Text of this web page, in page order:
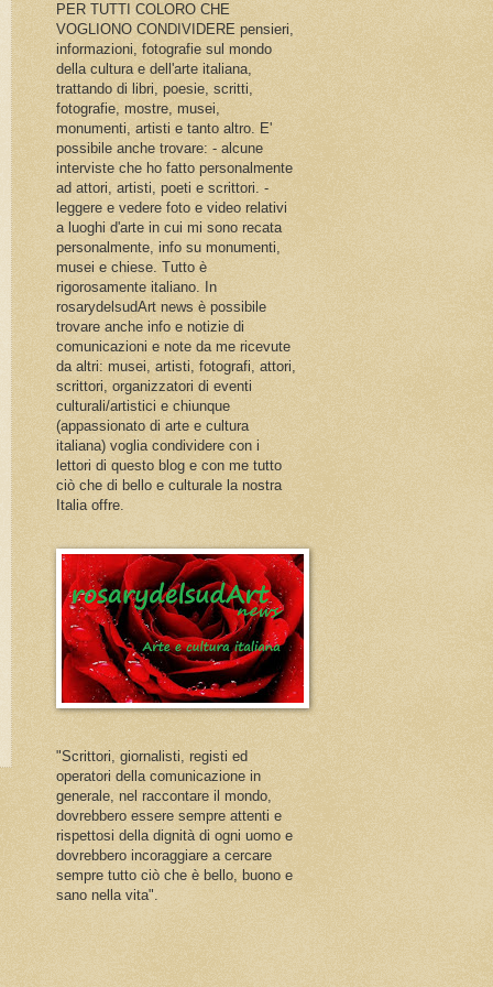
PER TUTTI COLORO CHE
VOGLIONO CONDIVIDERE pensieri,
informazioni, fotografie sul mondo
della cultura e dell'arte italiana,
trattando di libri, poesie, scritti,
fotografie, mostre, musei,
monumenti, artisti e tanto altro. E'
possibile anche trovare: - alcune
interviste che ho fatto personalmente
ad attori, artisti, poeti e scrittori. -
leggere e vedere foto e video relativi
a luoghi d'arte in cui mi sono recata
personalmente, info su monumenti,
musei e chiese. Tutto è
rigorosamente italiano. In
rosarydelsudArt news è possibile
trovare anche info e notizie di
comunicazioni e note da me ricevute
da altri: musei, artisti, fotografi, attori,
scrittori, organizzatori di eventi
culturali/artistici e chiunque
(appassionato di arte e cultura
italiana) voglia condividere con i
lettori di questo blog e con me tutto
ciò che di bello e culturale la nostra
Italia offre.
"Scrittori, giornalisti, registi ed
operatori della comunicazione in
generale, nel raccontare il mondo,
dovrebbero essere sempre attenti e
rispettosi della dignità di ogni uomo e
dovrebbero incoraggiare a cercare
sempre tutto ciò che è bello, buono e
sano nella vita".